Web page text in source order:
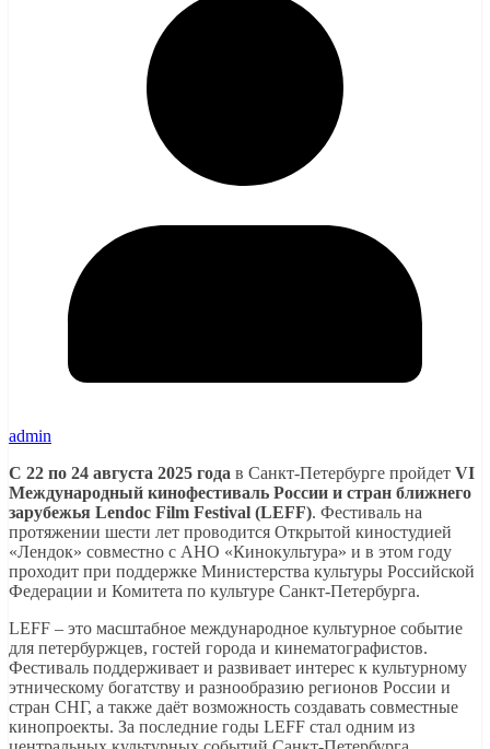
admin
С 22 по 24 августа 2025 года в Санкт-Петербурге пройдет VI
Международный кинофестиваль России и стран ближнего
зарубежья Lendoc Film Festival (LEFF). Фестиваль на
протяжении шести лет проводится Открытой киностудией
«Лендок» совместно с АНО «Кинокультура» и в этом году
проходит при поддержке Министерства культуры Российской
Федерации и Комитета по культуре Санкт-Петербурга.
LEFF – это масштабное международное культурное событие
для петербуржцев, гостей города и кинематографистов.
Фестиваль поддерживает и развивает интерес к культурному
этническому богатству и разнообразию регионов России и
стран СНГ, а также даёт возможность создавать совместные
кинопроекты. За последние годы LEFF стал одним из